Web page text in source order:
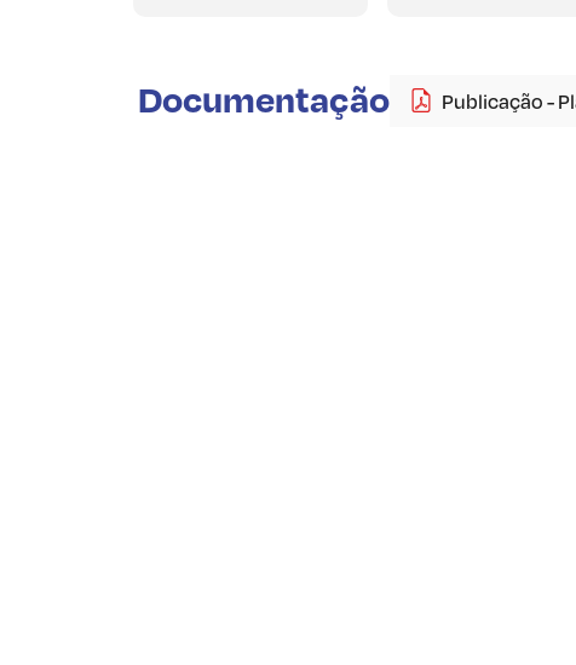
Documentação Publicação -